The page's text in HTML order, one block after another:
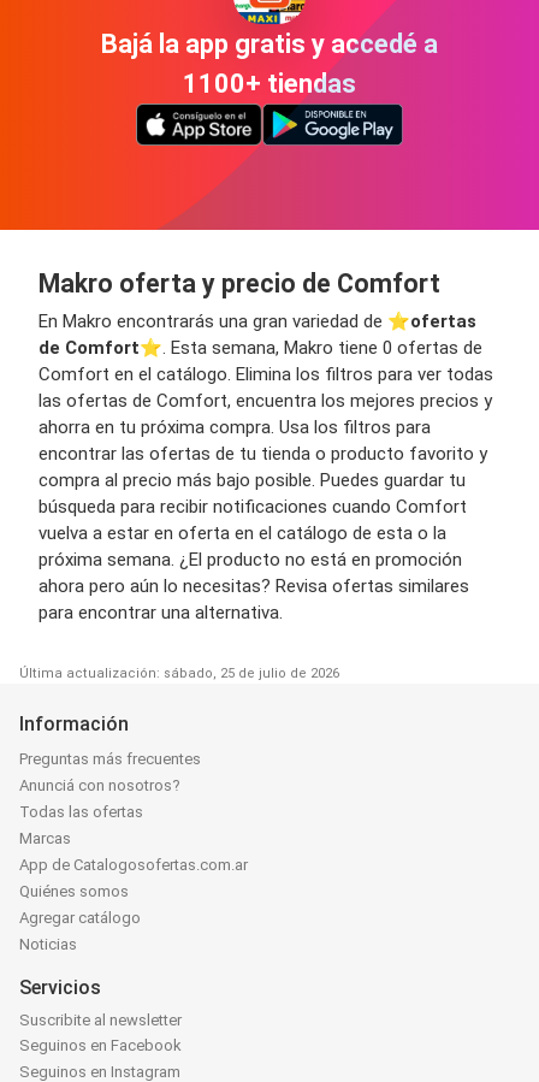
Bajá la app gratis y accedé a
1100+ tiendas
Makro oferta y precio de Comfort
En Makro encontrarás una gran variedad de ⭐️ofertas
de Comfort⭐️. Esta semana, Makro tiene 0 ofertas de
Comfort en el catálogo. Elimina los filtros para ver todas
las ofertas de Comfort, encuentra los mejores precios y
ahorra en tu próxima compra. Usa los filtros para
encontrar las ofertas de tu tienda o producto favorito y
compra al precio más bajo posible. Puedes guardar tu
búsqueda para recibir notificaciones cuando Comfort
vuelva a estar en oferta en el catálogo de esta o la
próxima semana. ¿El producto no está en promoción
ahora pero aún lo necesitas? Revisa ofertas similares
para encontrar una alternativa.
Última actualización: sábado, 25 de julio de 2026
Información
Preguntas más frecuentes
Anunciá con nosotros?
Todas las ofertas
Marcas
App de Catalogosofertas.com.ar
Quiénes somos
Agregar catálogo
Noticias
Servicios
Suscribite al newsletter
Seguinos en Facebook
Seguinos en Instagram